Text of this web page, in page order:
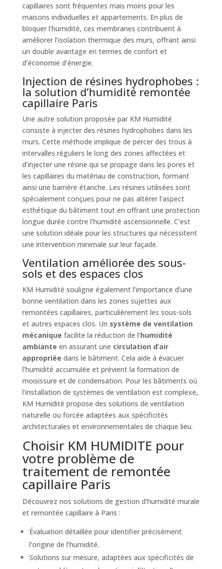
capillaires sont fréquentes mais moins pour les
maisons individuelles et appartements. En plus de
bloquer l’humidité, ces membranes contribuent à
améliorer l’isolation thermique des murs, offrant ainsi
un double avantage en termes de confort et
d’économie d’énergie.
Injection de résines hydrophobes :
la solution d’humidité remontée
capillaire Paris
Une autre solution proposée par KM Humidité
consiste à injecter des résines hydrophobes dans les
murs. Cette méthode implique de percer des trous à
intervalles réguliers le long des zones affectées et
d’injecter une résine qui se propage dans les pores et
les capillaires du matériau de construction, formant
ainsi une barrière étanche. Les résines utilisées sont
spécialement conçues pour ne pas altérer l’aspect
esthétique du bâtiment tout en offrant une protection
longue durée contre l’humidité ascensionnelle. C’est
une solution idéale pour les structures qui nécessitent
une intervention minimale sur leur façade.
Ventilation améliorée des sous-
sols et des espaces clos
KM Humidité souligne également l’importance d’une
bonne ventilation dans les zones sujettes aux
remontées capillaires, particulièrement les sous-sols
et autres espaces clos. Un système de ventilation
mécanique facilite la réduction de l’humidité
ambiante en assurant une circulation d’air
appropriée dans le bâtiment. Cela aide à évacuer
l’humidité accumulée et prévient la formation de
moisissure et de condensation. Pour les bâtiments où
l’installation de systèmes de ventilation est complexe,
KM Humidité propose des solutions de ventilation
naturelle ou forcée adaptées aux spécificités
architecturales et environnementales de chaque lieu.
Choisir KM HUMIDITE pour
votre problème de
traitement de remontée
capillaire Paris
Découvrez nos solutions de gestion d’humidité murale
et remontée capillaire à Paris :
Évaluation détaillée pour identifier précisément
l’origine de l’humidité.
Solutions sur mesure, adaptées aux spécificités de